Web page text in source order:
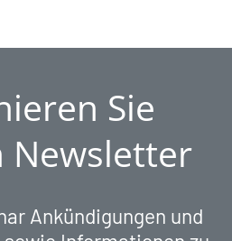
Sie
Newsletter
Ankündigungen und